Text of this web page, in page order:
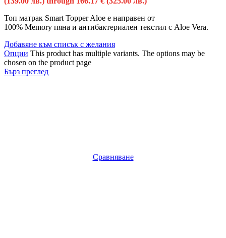
Топ матрак Smart Topper Aloe е направен от
100% Memory пяна и антибактериален текстил с Aloe Vera.
Добавяне към списък с желания
Опции This product has multiple variants. The options may be
chosen on the product page
Бърз преглед
Сравняване